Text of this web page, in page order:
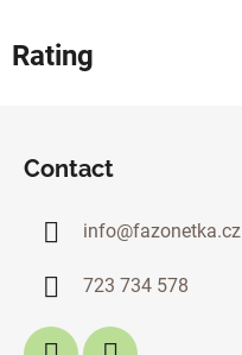
Rating
Contact
info@fazonetka.cz
723 734 578